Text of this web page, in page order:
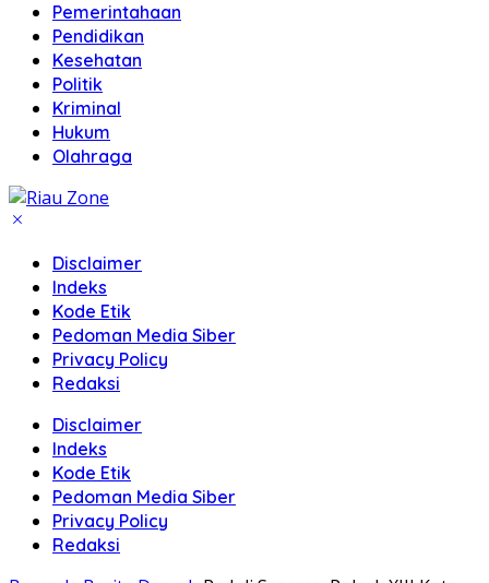
Pemerintahaan
Pendidikan
Kesehatan
Politik
Kriminal
Hukum
Olahraga
Disclaimer
Indeks
Kode Etik
Pedoman Media Siber
Privacy Policy
Redaksi
Disclaimer
Indeks
Kode Etik
Pedoman Media Siber
Privacy Policy
Redaksi